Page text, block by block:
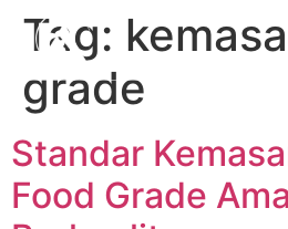
Tag:
grade
Standar
Food Grade